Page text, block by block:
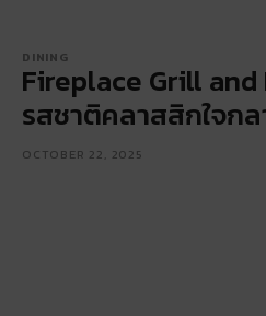
DINING
Fireplace Grill
รสชาติคลาสสิกใจก
OCTOBER 22, 2025